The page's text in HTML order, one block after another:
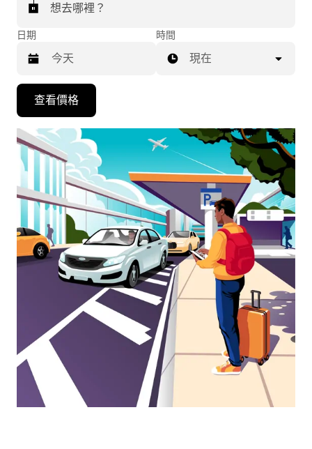
想去哪裡？
日期
下
向
下
箭
鍵，
即
可
用
擇
日
期。
時間
現在
查看價格